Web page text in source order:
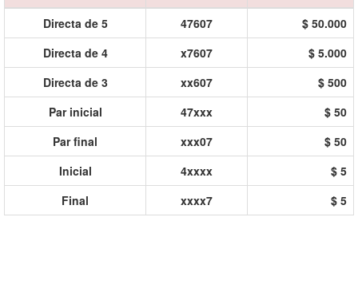
Directa de 5
47607
$ 50.000
Directa de 4
x7607
$ 5.000
Directa de 3
xx607
$ 500
Par inicial
47xxx
$ 50
Par final
xxx07
$ 50
Inicial
4xxxx
$ 5
Final
xxxx7 $ 5